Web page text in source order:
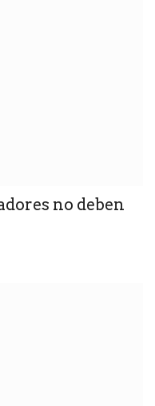
no deben